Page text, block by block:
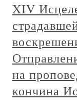
XIV
на
кончина